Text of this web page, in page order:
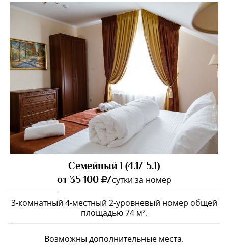
Семейный 1 (4.1/ 5.1)
от 35 100
/сутки за номер
3-комнатный 4-местный 2-уровневый номер общей
площадью 74 м².
Возможны дополнительные места.